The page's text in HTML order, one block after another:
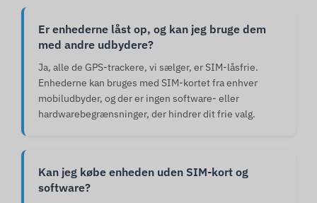
Er enhederne låst op, og kan jeg bruge dem
med andre udbydere?
Ja, alle de GPS-trackere, vi sælger, er SIM-låsfrie.
Enhederne kan bruges med SIM-kortet fra enhver
mobiludbyder, og der er ingen software- eller
hardwarebegrænsninger, der hindrer dit frie valg.
Kan jeg købe enheden uden SIM-kort og
software?